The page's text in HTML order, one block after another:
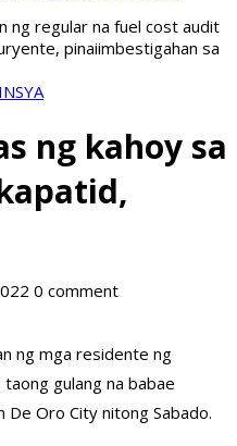
ng regular na fuel cost audit
pinaiimbestigahan sa
ng kahoy sa
0 comment
ng mga residente ng
gulang na babae
De Oro City nitong Sabado.